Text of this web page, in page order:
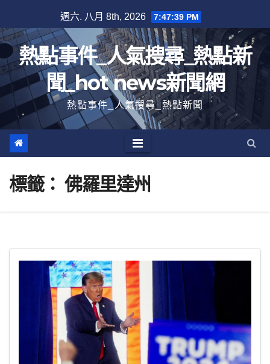
至
內
容
週六. 八月 8th, 2026 7:47:41 PM
熱點事件_人氣搜尋_熱點新
聞_hot news新聞網
熱點事件_人氣搜尋_熱點新聞
標籤： 佛羅里達州